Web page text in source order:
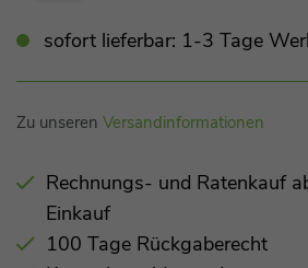
sofort lieferbar: 1-3 Tage
Zu unseren Versandinformationen
Rechnungs- und Ratenkauf
Einkauf
100 Tage Rückgaberecht